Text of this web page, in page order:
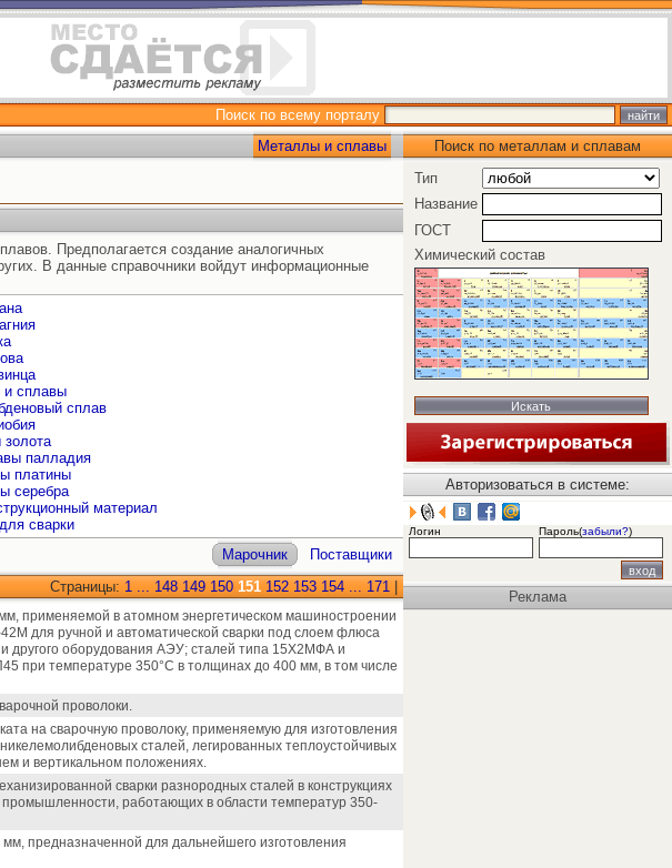
Поиск по всему порталу
Металлы и сплавы
Предполагается создание аналогичных
В данные справочники войдут информационные
и сплавы
сплав
палладия
платины
серебра
материал
сварки
Марочник
Поставщики
Страницы: 1 ... 148 149 150 151 152 153 154 ... 171
применяемой в атомном энергетическом машиностроении
для ручной и автоматической сварки под слоем флюса
и другого оборудования АЭУ; сталей типа 15Х2МФА и
при температуре 350°С в толщинах до 400 мм, в том числе
проволоки.
на сварочную проволоку, применяемую для изготовления
сталей, легированных теплоустойчивых
и вертикальном положениях.
сварки разнородных сталей в конструкциях
промышленности, работающих в области температур 350-
предназначенной для дальнейшего изготовления
Поиск по металлам и сплавам
Тип
Название
ГОСТ
Химический состав
Авторизоваться в системе:
Логин Пароль(забыли?)
Реклама